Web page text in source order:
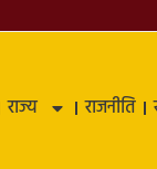
राज्य राजनीति